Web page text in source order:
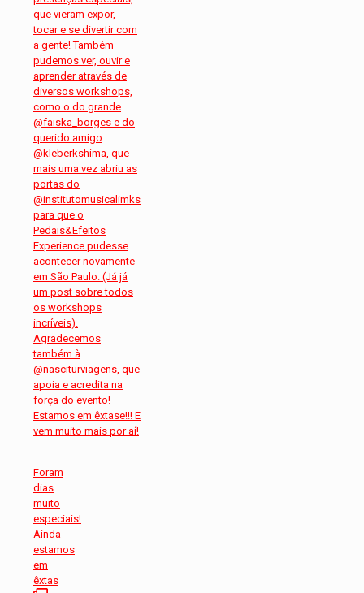
Foram
dias
muito
especiais!
Ainda
estamos
em
êxtas